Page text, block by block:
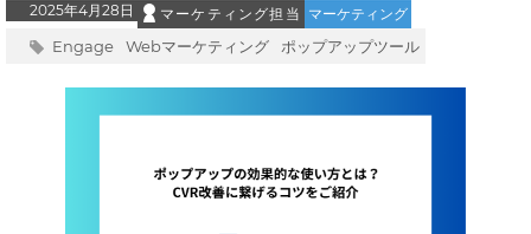
2025年4月28日 マーケティング担当 マーケティング
Engage Webマーケティング ポップアップツール